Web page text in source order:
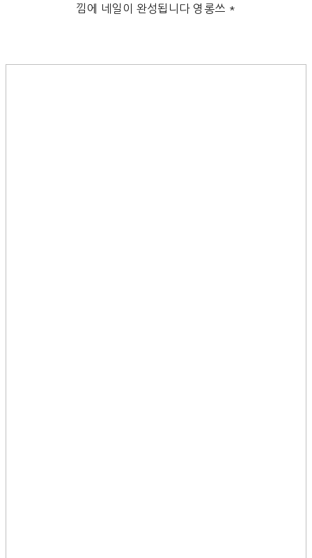
낌에 네일이 완성됩니다 영롱쓰 *